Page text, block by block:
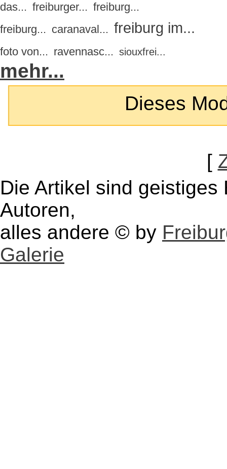
das... freiburger... freiburg...
freiburg... caranaval... freiburg im...
foto von... ravennasc... siouxfrei...
mehr...
Dieses
[
Die Artikel sind
Autoren,
alles andere © by
Galerie